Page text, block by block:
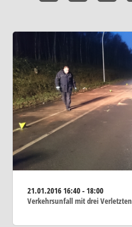
21.01.201616:40 - 18:00
Verkehrsunfall mit drei Verletzten